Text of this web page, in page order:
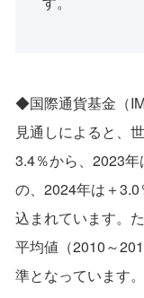
◆国際通貨基金（
見通しによると、
3.4％から、2023
の、2024年は＋
込まれています。
平均値（2010～
準となっています。